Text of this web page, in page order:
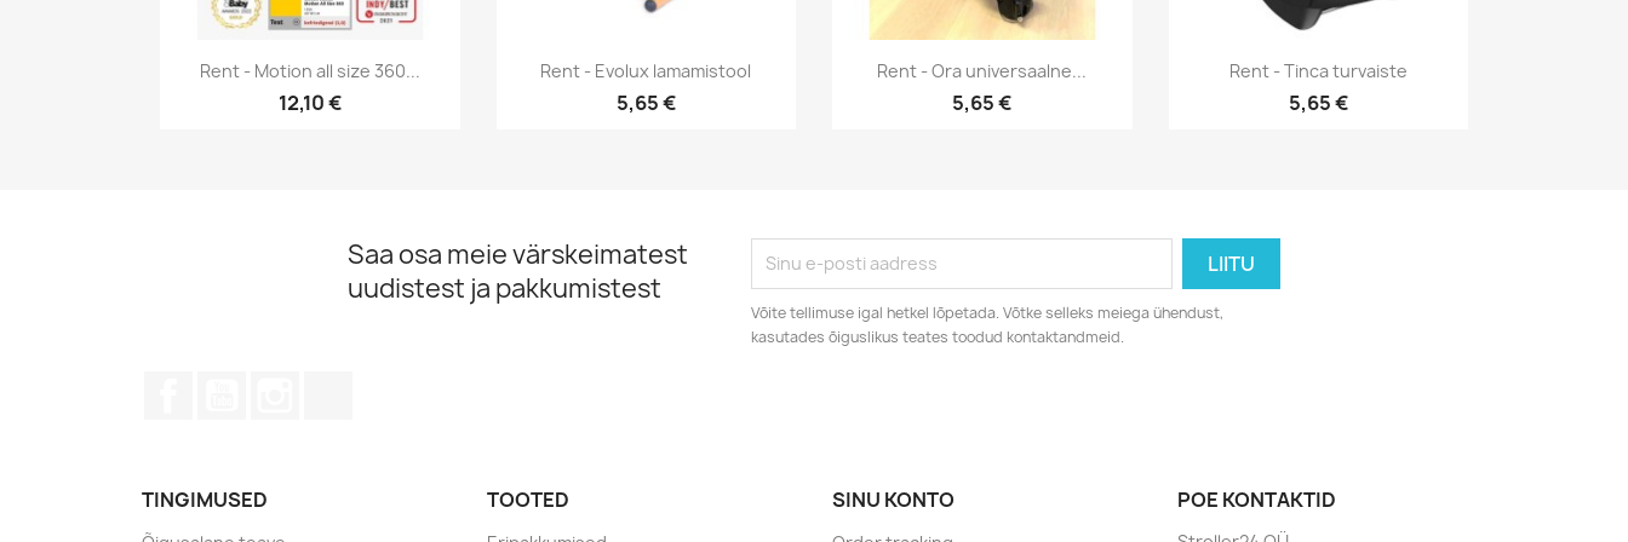
Kiirvaade
Rent - Motion all size 360...
12,10 €
Kiirvaade
Rent - Evolux lamamistool
5,65 €
Kiirvaade
Rent - Ora universaalne...
5,65 €
Kiirvaade
Rent - Tinca turvaiste
5,65 €
Saa osa meie värskeimatest
uudistest ja pakkumistest
Võite tellimuse igal hetkel lõpetada. Võtke selleks meiega ühendust,
kasutades õiguslikus teates toodud kontaktandmeid.
TINGIMUSED TOOTED SINU KONTO POE KONTAKTID